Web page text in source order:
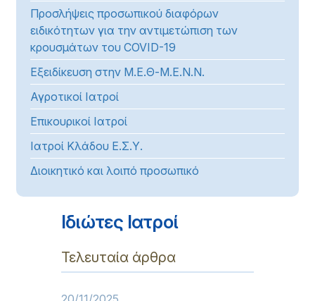
Προσλήψεις προσωπικού διαφόρων
ειδικότητων για την αντιμετώπιση των
κρουσμάτων του COVID-19
Εξειδίκευση στην Μ.Ε.Θ-Μ.Ε.Ν.Ν.
Αγροτικοί Ιατροί
Επικουρικοί Ιατροί
Ιατροί Κλάδου Ε.Σ.Υ.
Διοικητικό και λοιπό προσωπικό
Ιδιώτες Ιατροί
Τελευταία άρθρα